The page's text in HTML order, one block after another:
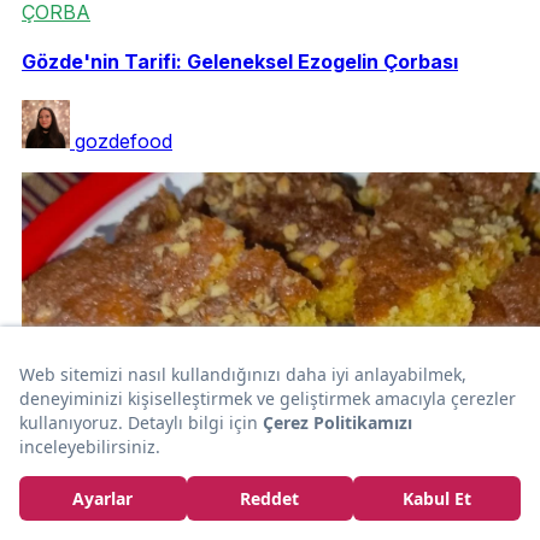
ÇORBA
Gözde'nin Tarifi: Geleneksel Ezogelin Çorbası
gozdefood